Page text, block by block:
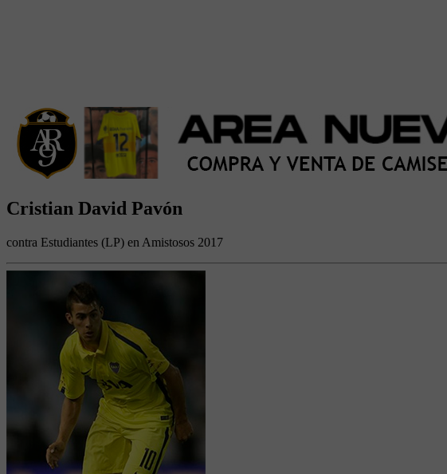
Cristian David Pavón
contra Estudiantes (LP) en Amistosos 2017